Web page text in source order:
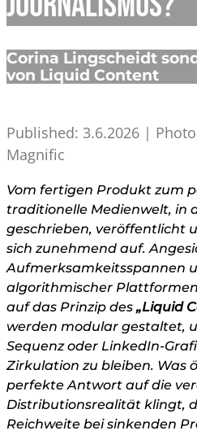
Corina Lingscheidt
von Liquid Content
Published: 3.6.2026 |
Magnific
Vom fertigen Produkt zum
traditionelle Medienwelt, in
geschrieben, veröffentlicht
sich zunehmend auf.
Aufmerksamkeitsspannen
algorithmischer
auf das Prinzip des „Liquid
werden modular gestaltet,
Sequenz oder LinkedIn-
Zirkulation zu bleiben. Was
perfekte Antwort auf die
Distributionsrealität klingt,
Reichweite bei sinkenden